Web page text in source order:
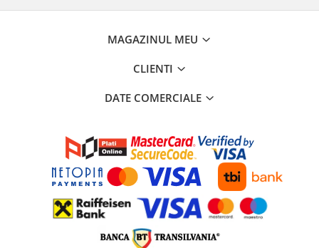
MAGAZINUL MEU
CLIENTI
DATE COMERCIALE